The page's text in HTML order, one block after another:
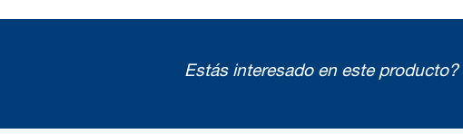
Estás interesado en este producto?